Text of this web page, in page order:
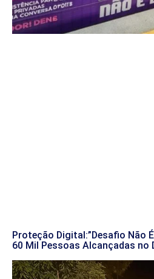
Proteção Digital:”Desafio Não
60 Mil Pessoas Alcançadas no